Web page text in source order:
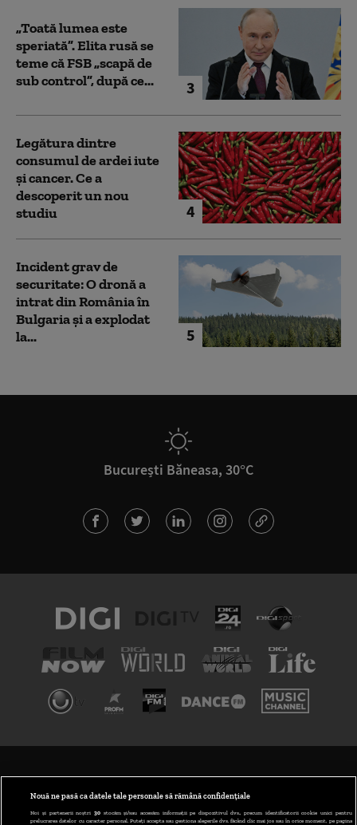
3
„Toată lumea este
speriată”. Elita rusă se
teme că FSB „scapă de
sub control”, după ce...
4
Legătura dintre
consumul de ardei iute
și cancer. Ce a
descoperit un nou
studiu
5
Incident grav de
securitate: O dronă a
intrat din România în
Bulgaria şi a explodat
la...
București Băneasa, 30°C
Nouă ne pasă ca datele tale personale să rămână confidențiale
Noi și partenerii noștri 30stocăm și/sau accesăm informații pe dispozitivul dvs., precum identificatorii cookie unici pentru
prelucrarea datelor cu caracter personal. Puteți accepta sau gestiona alegerile dvs. făcând clic mai jos sau în orice moment, pe pagina